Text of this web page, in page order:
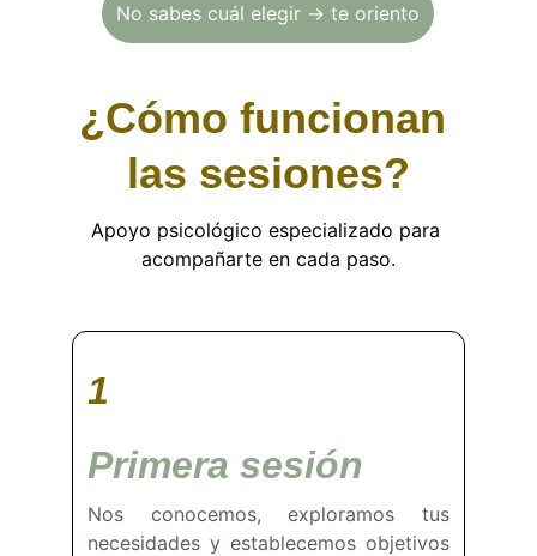
No sabes cuál elegir → te oriento
¿Cómo funcionan
las sesiones?
Apoyo psicológico especializado para
acompañarte en cada paso.
1
Primera sesión
Nos conocemos, exploramos tus
necesidades y establecemos objetivos